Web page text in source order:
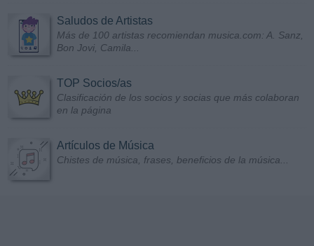
Saludos de Artistas
Más de 100 artistas recomiendan musica.com: A. Sanz,
Bon Jovi, Camila...
TOP Socios/as
Clasificación de los socios y socias que más colaboran
en la página
Artículos de Música
Chistes de música, frases, beneficios de la música...